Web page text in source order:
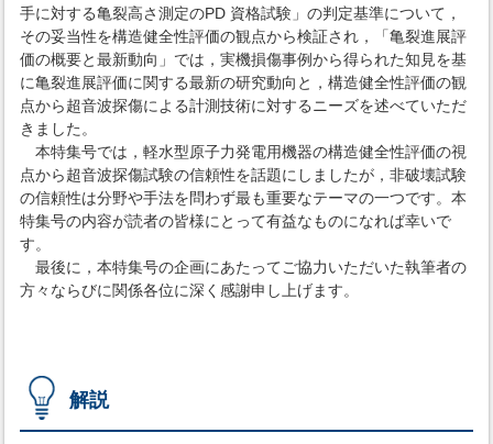
手に対する亀裂高さ測定のPD 資格試験」の判定基準について，
その妥当性を構造健全性評価の観点から検証され，「亀裂進展評
価の概要と最新動向」では，実機損傷事例から得られた知見を基
に亀裂進展評価に関する最新の研究動向と，構造健全性評価の観
点から超音波探傷による計測技術に対するニーズを述べていただ
きました。
本特集号では，軽水型原子力発電用機器の構造健全性評価の視
点から超音波探傷試験の信頼性を話題にしましたが，非破壊試験
の信頼性は分野や手法を問わず最も重要なテーマの一つです。本
特集号の内容が読者の皆様にとって有益なものになれば幸いで
す。
最後に，本特集号の企画にあたってご協力いただいた執筆者の
方々ならびに関係各位に深く感謝申し上げます。
解説